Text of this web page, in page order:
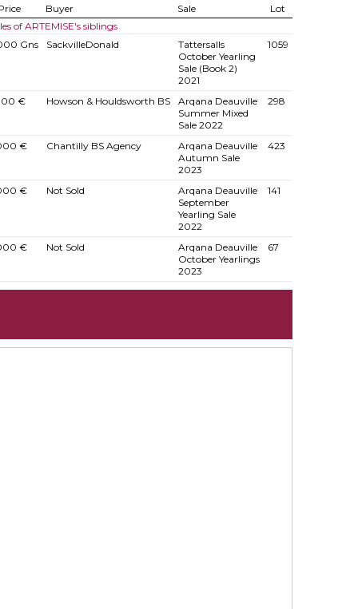
Buyer Sale
Lot
of ARTEMISE's siblings
Gns
SackvilleDonald
Tattersalls
October Yearling
Sale (Book 2)
2021
1059
€ Howson & Houldsworth BS
Arqana Deauville
Summer Mixed
Sale 2022
298
€ Chantilly BS Agency
Arqana Deauville
Autumn Sale
2023
423
€ Not Sold
Arqana Deauville
September
Yearling Sale
2022
141
€ Not Sold
Arqana Deauville
October Yearlings
2023
67